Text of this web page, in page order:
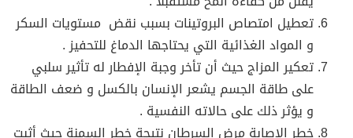
تعطيل امتصاص البروتينات بسبب نقض مستويات السكر
و المواد الغذائية التي يحتاجها الدماغ للتحفيز .
تعكير المزاج حيث أن تأخر وجبة الإفطار له تأثير سلبي
على طاقة الجسم يشعر الإنسان بالكسل و ضعف الطاقة
و يؤثر ذلك على حالاته النفسية .
خطر الإصابة مرض السرطان نتيجة خطر السمنة حيث أثبت